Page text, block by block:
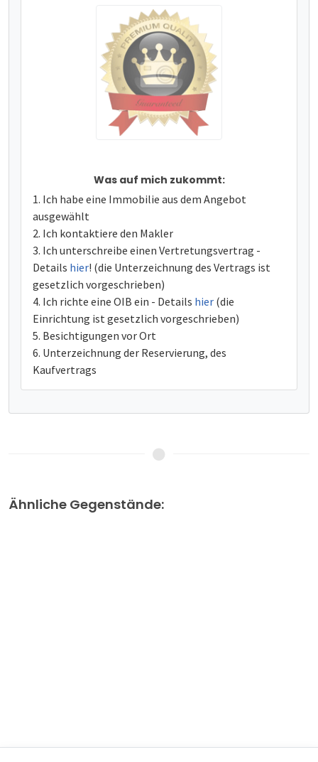
Was auf mich zukommt:
Ich habe eine Immobilie aus dem Angebot
ausgewählt
Ich kontaktiere den Makler
Ich unterschreibe einen Vertretungsvertrag -
Details hier! (die Unterzeichnung des Vertrags ist
gesetzlich vorgeschrieben)
Ich richte eine OIB ein - Details hier (die
Einrichtung ist gesetzlich vorgeschrieben)
Besichtigungen vor Ort
Unterzeichnung der Reservierung, des
Kaufvertrags
Ähnliche Gegenstände: